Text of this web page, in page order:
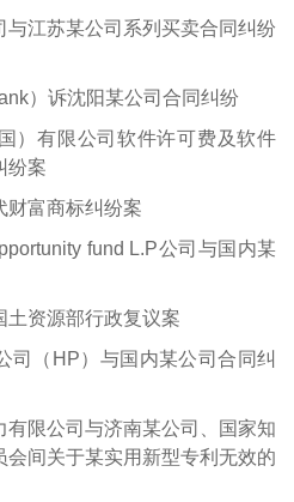
与江苏某公司系列买卖合同纠纷
）诉沈阳某公司合同纠纷
）有限公司软件许可费及软件
纷案
财富商标纠纷案
fund L.P公司与国内某
土资源部行政复议案
司（HP）与国内某公司合同纠
有限公司与济南某公司、国家知
会间关于某实用新型专利无效的